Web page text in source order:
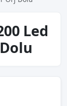
Led